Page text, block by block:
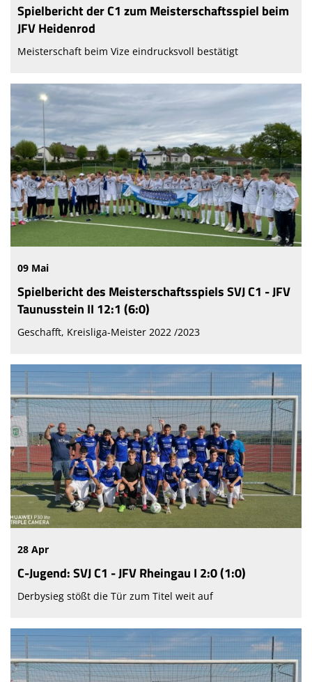
Spielbericht der C1 zum Meisterschaftsspiel beim
JFV Heidenrod
Meisterschaft beim Vize eindrucksvoll bestätigt
09 Mai
Spielbericht des Meisterschaftsspiels SVJ C1 - JFV
Taunusstein II 12:1 (6:0)
Geschafft, Kreisliga-Meister 2022 /2023
28 Apr
C-Jugend: SVJ C1 - JFV Rheingau I 2:0 (1:0)
Derbysieg stößt die Tür zum Titel weit auf